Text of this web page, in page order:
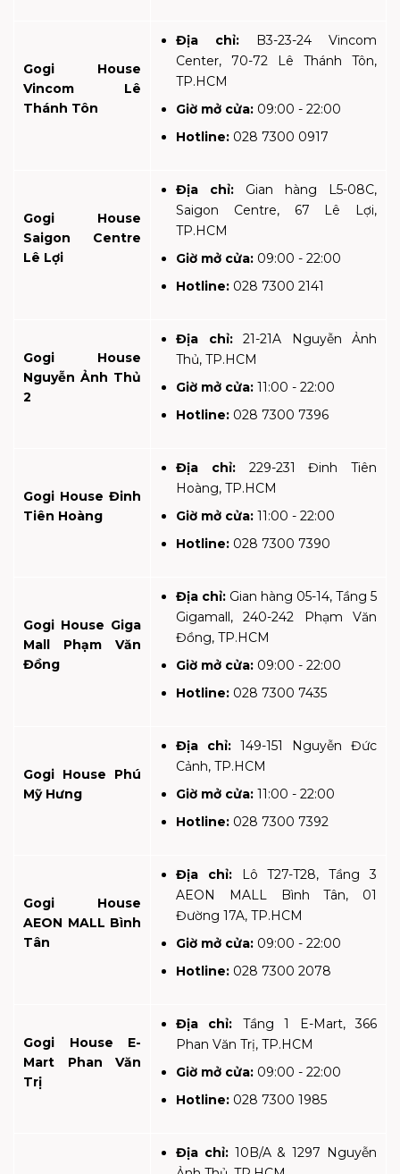
Gogi House
Vincom Lê
Thánh Tôn
Địa chỉ: B3-23-24 Vincom
Center, 70-72 Lê Thánh Tôn,
TP.HCM
Giờ mở cửa: 09:00 - 22:00
Hotline: 028 7300 0917
Gogi House
Saigon Centre
Lê Lợi
Địa chỉ: Gian hàng L5-08C,
Saigon Centre, 67 Lê Lợi,
TP.HCM
Giờ mở cửa: 09:00 - 22:00
Hotline: 028 7300 2141
Gogi House
Nguyễn Ảnh Thủ
2
Địa chỉ:21-21A Nguyễn Ảnh
Thủ, TP.HCM
Giờ mở cửa: 11:00 - 22:00
Hotline: 028 7300 7396
Gogi House Đinh
Tiên Hoàng
Địa chỉ:229-231 Đinh Tiên
Hoàng, TP.HCM
Giờ mở cửa: 11:00 - 22:00
Hotline: 028 7300 7390
Gogi House Giga
Mall Phạm Văn
Đồng
Địa chỉ: Gian hàng 05-14, Tầng 5
Gigamall, 240-242 Phạm Văn
Đồng, TP.HCM
Giờ mở cửa: 09:00 - 22:00
Hotline: 028 7300 7435
Gogi House Phú
Mỹ Hưng
Địa chỉ: 149-151 Nguyễn Đức
Cảnh, TP.HCM
Giờ mở cửa: 11:00 - 22:00
Hotline: 028 7300 7392
Gogi House
AEON MALL Bình
Tân
Địa chỉ:Lô T27-T28, Tầng 3
AEON MALL Bình Tân, 01
Đường 17A, TP.HCM
Giờ mở cửa: 09:00 - 22:00
Hotline: 028 7300 2078
Gogi House E-
Mart Phan Văn
Trị
Địa chỉ: Tầng 1 E-Mart, 366
Phan Văn Trị, TP.HCM
Giờ mở cửa: 09:00 - 22:00
Hotline: 028 7300 1985
Địa chỉ:10B/A & 1297 Nguyễn